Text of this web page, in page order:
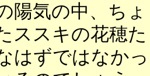
陽気の中、ちょ
ススキの花穂た
はずではなかっ